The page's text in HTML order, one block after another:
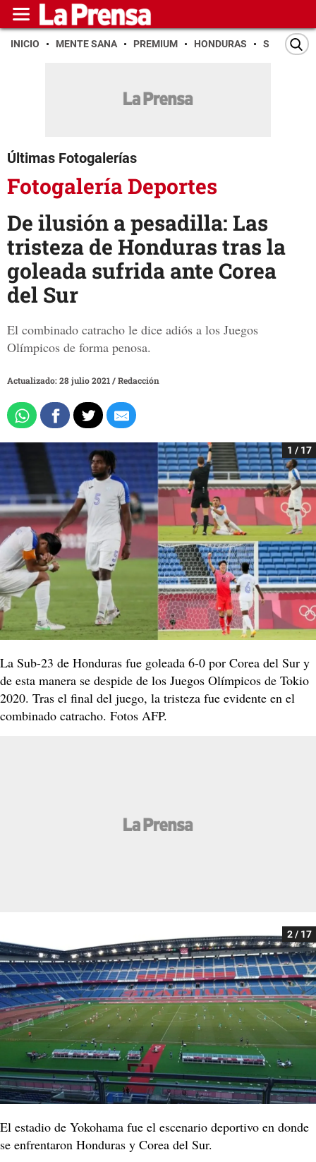
INICIO MENTE SANA PREMIUM HONDURAS SAN PEDRO
Últimas Fotogalerías
Fotogalería Deportes
De ilusión a pesadilla: Las
tristeza de Honduras tras la
goleada sufrida ante Corea
del Sur
El combinado catracho le dice adiós a los Juegos
Olímpicos de forma penosa.
Actualizado: 28 julio 2021 /Redacción
1 / 17
La Sub-23 de Honduras fue goleada 6-0 por Corea del Sur y
de esta manera se despide de los Juegos Olímpicos de Tokio
2020. Tras el final del juego, la tristeza fue evidente en el
combinado catracho. Fotos AFP.
2 / 17
El estadio de Yokohama fue el escenario deportivo en donde
se enfrentaron Honduras y Corea del Sur.